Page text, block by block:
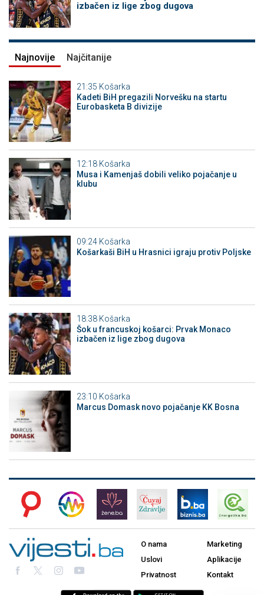
izbačen iz lige zbog dugova
Najnovije Najčitanije
21:35 Košarka
Kadeti BiH pregazili Norvešku na startu
Eurobasketa B divizije
12:18 Košarka
Musa i Kamenjaš dobili veliko pojačanje u
klubu
09:24 Košarka
Košarkaši BiH u Hrasnici igraju protiv Poljske
18:38 Košarka
Šok u francuskoj košarci: Prvak Monaco
izbačen iz lige zbog dugova
23:10 Košarka
Marcus Domask novo pojačanje KK Bosna
O nama
Uslovi
Privatnost
Marketing
Aplikacije
Kontakt